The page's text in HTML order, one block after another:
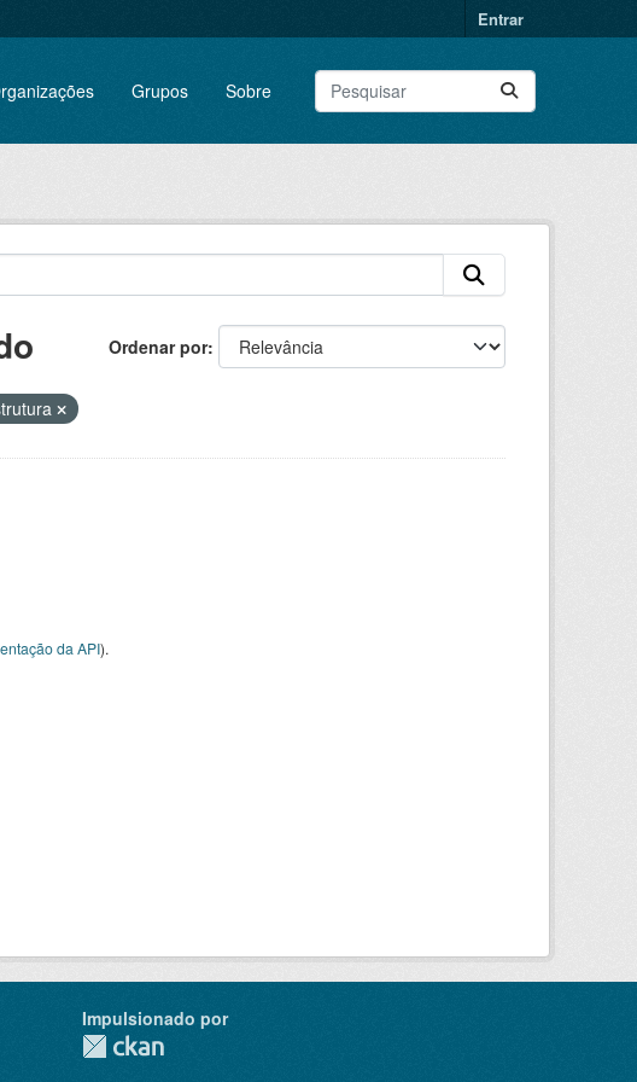
Entrar
Grupos Sobre
Ordenar por
da API).
Impulsionado por